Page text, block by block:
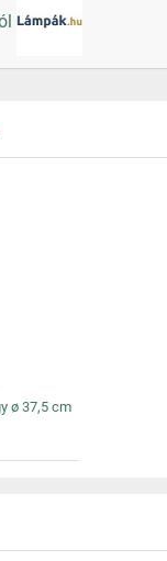
ø 37,5 cm